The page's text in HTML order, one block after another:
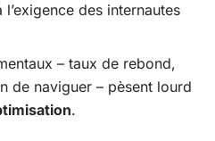
des internautes
– taux de rebond,
de naviguer – pèsent lourd
.